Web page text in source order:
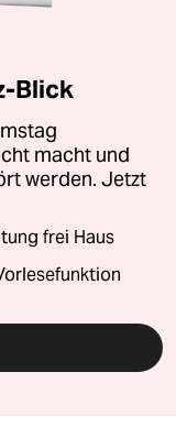
Blick
macht und
werden. Jetzt
frei Haus